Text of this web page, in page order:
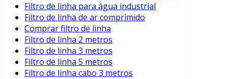
Filtro de linha para água industrial
Filtro de linha de ar comprimido
Comprar filtro de linha
Filtro de linha 2 metros
Filtro de linha 3 metros
Filtro de linha 5 metros
Filtro de linha cabo 3 metros